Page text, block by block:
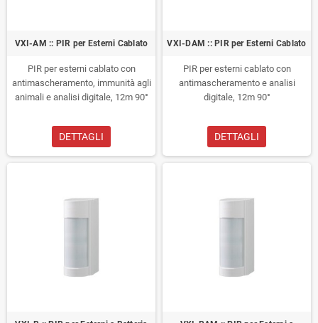
VXI-AM :: PIR per Esterni Cablato
PIR per esterni cablato con
antimascheramento, immunità agli
animali e analisi digitale, 12m 90°
DETTAGLI
VXI-DAM :: PIR per Esterni Cablato
PIR per esterni cablato con
antimascheramento e analisi
digitale, 12m 90°
DETTAGLI